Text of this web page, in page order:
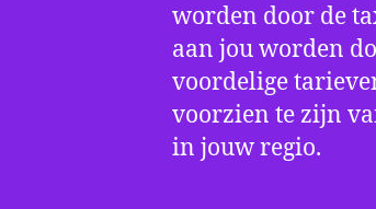
worden door de
aan jou worden
voordelige
voorzien te zijn
in jouw regio.